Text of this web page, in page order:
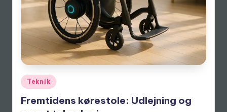
Posted
in
Teknik
Fremtidens kørestole: Udlejning og